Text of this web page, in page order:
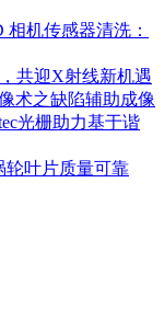
机传感器清洗：
共迎X射线新机遇
术之缺陷辅助成像
光栅助力基于谐
轮叶片质量可靠